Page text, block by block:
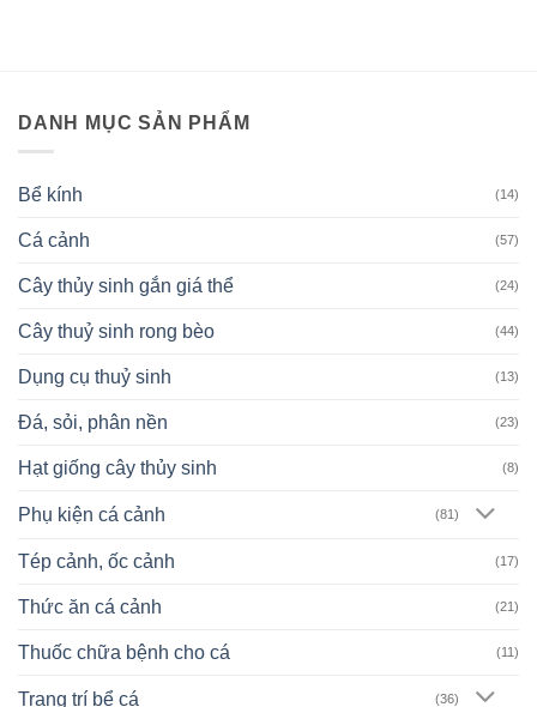
DANH MỤC SẢN PHẨM
Bể kính (14)
Cá cảnh (57)
Cây thủy sinh gắn giá thể (24)
Cây thuỷ sinh rong bèo (44)
Dụng cụ thuỷ sinh (13)
Đá, sỏi, phân nền (23)
Hạt giống cây thủy sinh (8)
Phụ kiện cá cảnh (81)
Tép cảnh, ốc cảnh (17)
Thức ăn cá cảnh (21)
Thuốc chữa bệnh cho cá (11)
Trang trí bể cá (36)